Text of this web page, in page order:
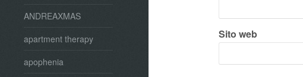
ANDREAXMAS
apartment therapy
apophenia
Sito web